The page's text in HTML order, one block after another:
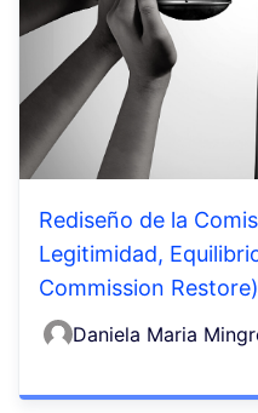
Rediseño de la
Legitimidad,
Commission Restore)
Daniela Maria